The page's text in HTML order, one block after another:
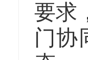
要求
门协